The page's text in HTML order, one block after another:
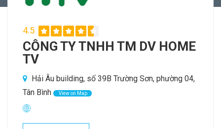
4.5
CÔNG TY TNHH TM DV HOME
TV
Hải Âu building, số 39B Trường Sơn, phường 04,
Tân Bình
View on Map